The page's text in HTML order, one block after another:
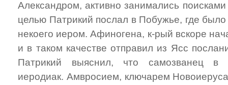
Александром, активно занимались
целью Патрикий послал в Побужье, где
некоего иером. Афиногена, к-рый вскоре
и в таком качестве отправил из Ясс
Патрикий выяснил, что самозванец в
иеродиак. Амвросием, ключарем